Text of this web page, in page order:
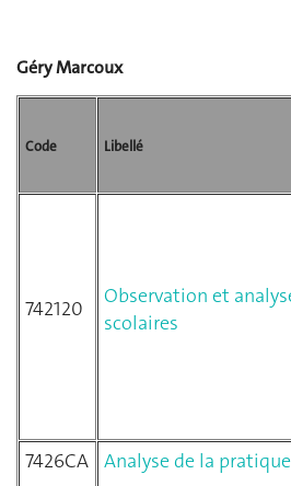
Géry Marcoux
Code Libellé
742120
Observation et
scolaires
7426CA Analyse de la